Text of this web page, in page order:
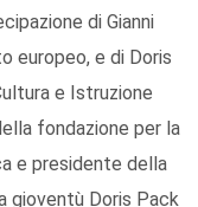
di Gianni
europeo, e di Doris
e Istruzione
fondazione per la
e presidente della
gioventù Doris Pack